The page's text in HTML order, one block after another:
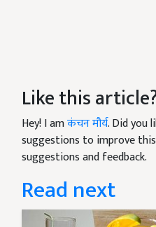
Like this
Hey! I amकंचन मौर्य. Did you
suggestions to improve
suggestions and feedback.
Read next